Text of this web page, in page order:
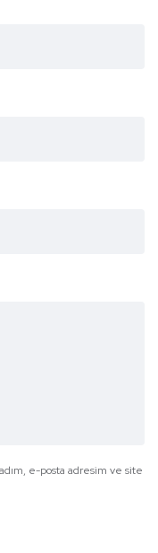
e-posta adresim ve site